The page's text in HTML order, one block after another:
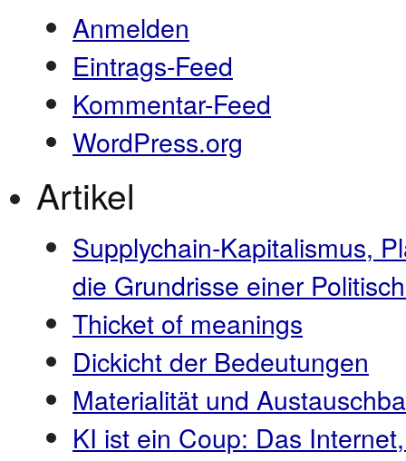
Anmelden
Eintrags-Feed
Kommentar-Feed
WordPress.org
Artikel
Supplychain-Kapitalismus,
die Grundrisse einer
Thicket of meanings
Dickicht der Bedeutungen
Materialität und
KI ist ein Coup: Das